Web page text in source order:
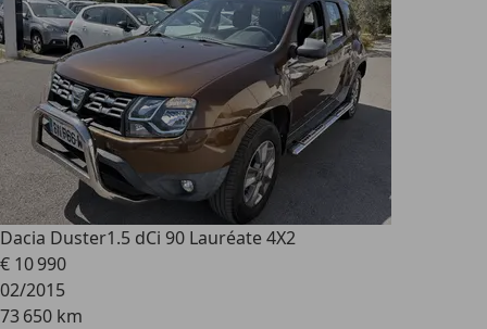
Dacia Duster1.5 dCi 90 Lauréate 4X2
€ 10 990
02/2015
73 650 km